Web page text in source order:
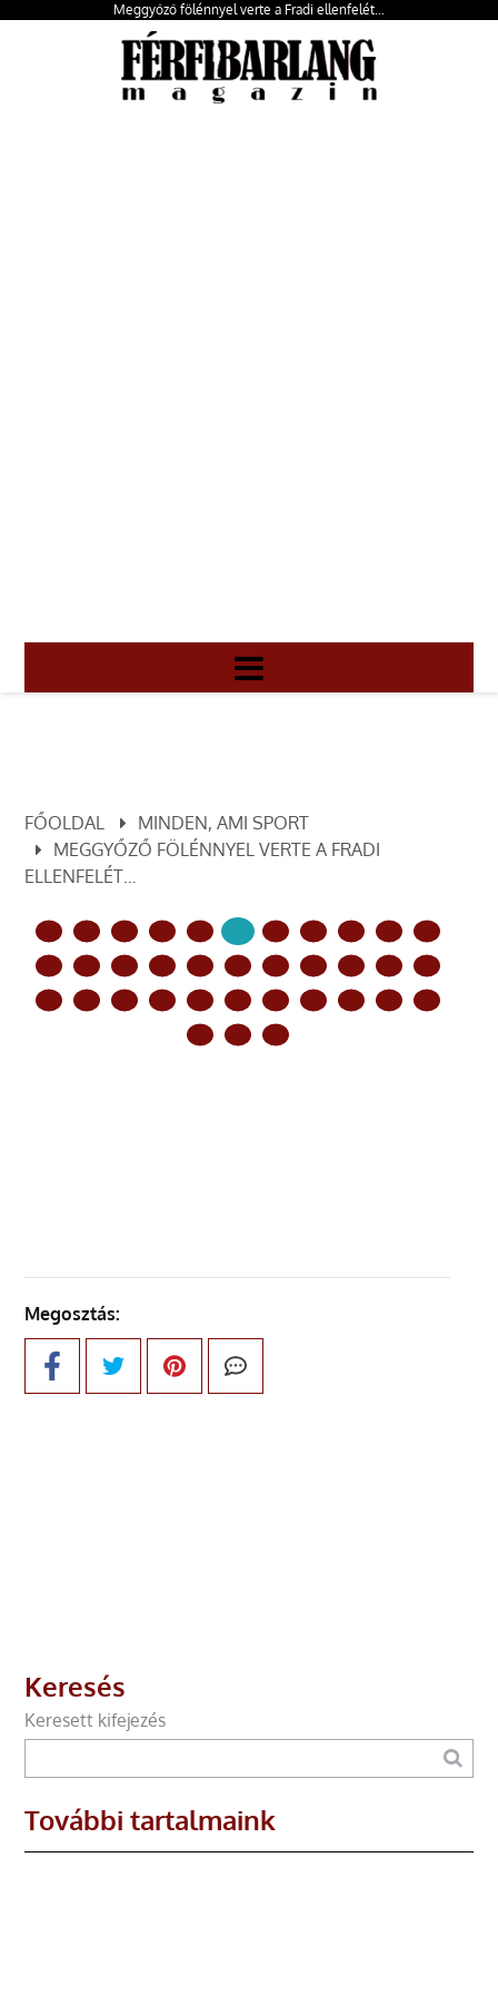
Meggyőző fölénnyel verte a Fradi ellenfelét…
FŐOLDAL
MINDEN, AMI SPORT
MEGGYŐZŐ FÖLÉNNYEL VERTE A FRADI
ELLENFELÉT…
Megosztás:
Keresés
Keresett kifejezés
További tartalmaink